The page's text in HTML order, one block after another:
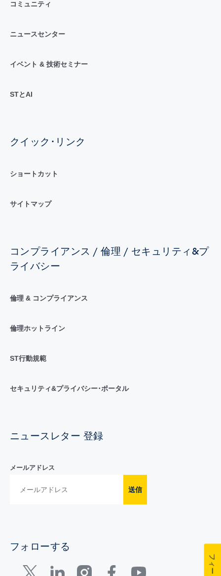
コミュニティ
ニュースセンター
イベント & 技術セミナー
STとAI
クイック･リンク
ショートカット
サイトマップ
コンプライアンス / 倫理 / セキュリティ&プ
ライバシー
倫理 & コンプライアンス
倫理ホットライン
ST行動規範
セキュリティ&プライバシー･ポータル
ニュースレター 登録
メールアドレス
送信
フォローする